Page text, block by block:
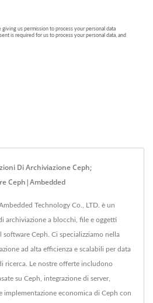
Di Archiviazione Ceph;
Ceph|Ambedded
Technology Co., LTD. è un
archiviazione a blocchi, file e oggetti
software Ceph. Ci specializziamo nella
ad alta efficienza e scalabili per data
ricerca. Le nostre offerte includono
su Ceph, integrazione di server,
implementazione economica di Ceph con